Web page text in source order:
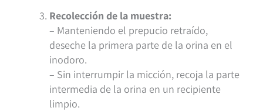
Recolección de la muestra:
– Manteniendo el prepucio retraído,
deseche la primera parte de la orina en el
inodoro.
– Sin interrumpir la micción, recoja la parte
intermedia de la orina en un recipiente
limpio.